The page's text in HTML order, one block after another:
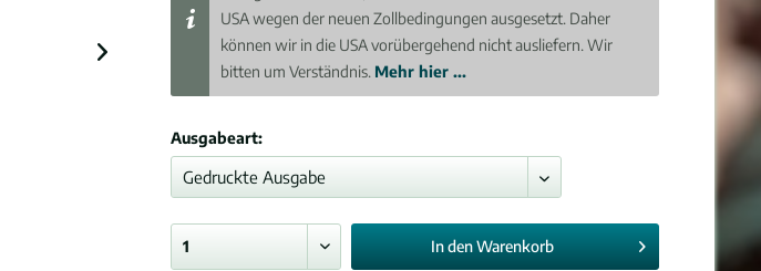
USA wegen der neuen Zollbedingungen ausgesetzt. Daher
können wir in die USA vorübergehend nicht ausliefern. Wir
bitten um Verständnis. Mehr hier ...
Ausgabeart:
In denWarenkorb